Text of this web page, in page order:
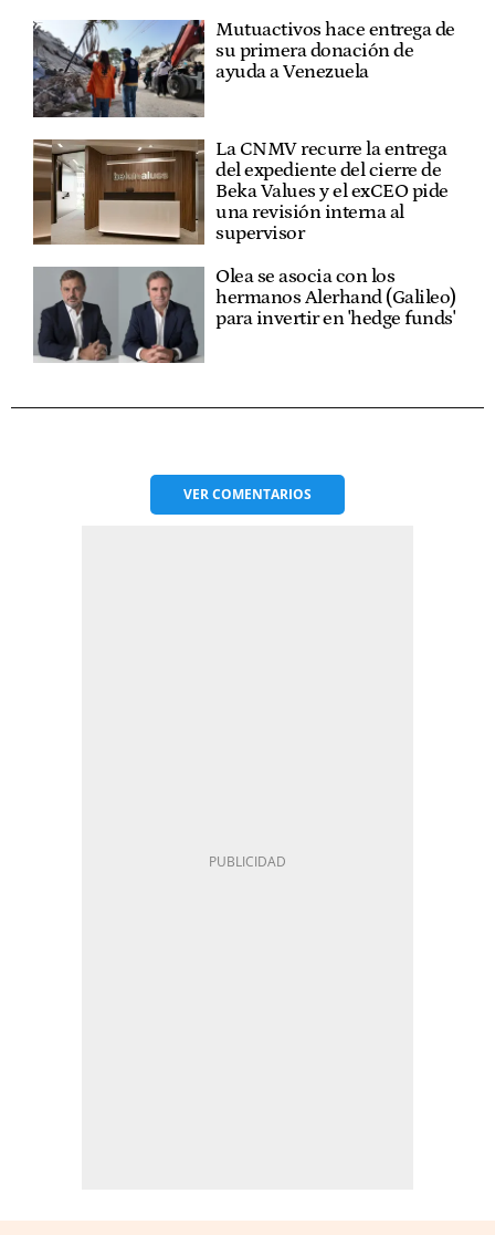
Mutuactivos hace entrega de
su primera donación de
ayuda a Venezuela
La CNMV recurre la entrega
del expediente del cierre de
Beka Values y el exCEO pide
una revisión interna al
supervisor
Olea se asocia con los
hermanos Alerhand (Galileo)
para invertir en 'hedge funds'
VERCOMENTARIOS